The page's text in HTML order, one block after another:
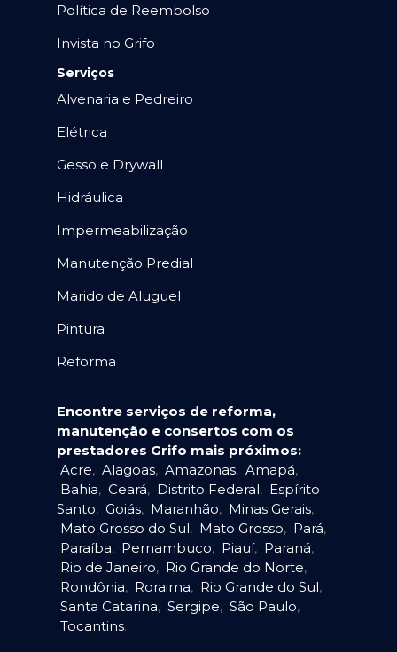
Política de Reembolso
Invista no Grifo
Serviços
Alvenaria e Pedreiro
Elétrica
Gesso e Drywall
Hidráulica
Impermeabilização
Manutenção Predial
Marido de Aluguel
Pintura
Reforma
Encontre serviços de reforma,
manutenção e consertos com os
prestadores Grifo mais próximos:
Acre, Alagoas, Amazonas, Amapá,
Bahia, Ceará, Distrito Federal, Espírito
Santo, Goiás, Maranhão, Minas Gerais,
Mato Grosso do Sul, Mato Grosso, Pará,
Paraíba, Pernambuco, Piauí, Paraná,
Rio de Janeiro, Rio Grande do Norte,
Rondônia, Roraima, Rio Grande do Sul,
Santa Catarina, Sergipe, São Paulo,
Tocantins.